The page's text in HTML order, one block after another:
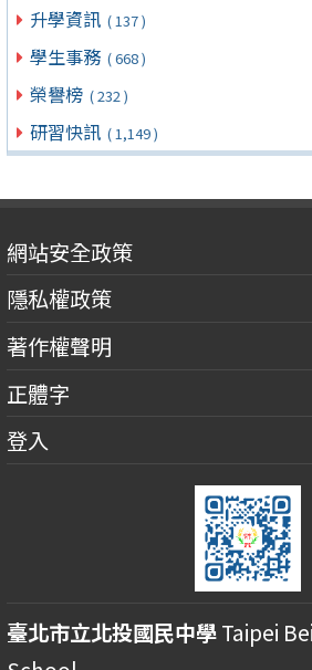
升學資訊 ( 137 )
學生事務 ( 668 )
榮譽榜 ( 232 )
研習快訊 ( 1,149 )
網站安全政策
隱私權政策
著作權聲明
正體字
登入
臺北市立北投國民中學Taipei